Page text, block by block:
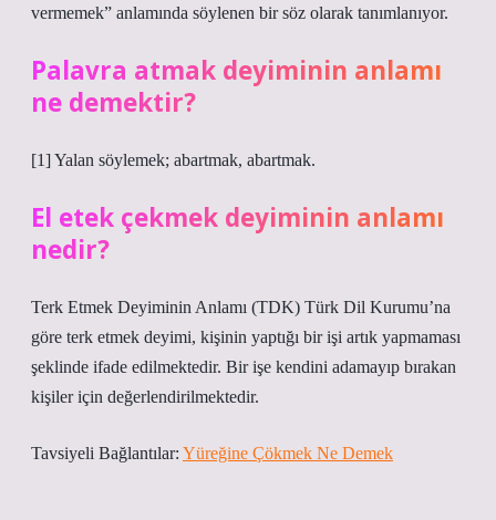
vermemek” anlamında söylenen bir söz olarak tanımlanıyor.
Palavra atmak deyiminin anlamı
ne demektir?
[1] Yalan söylemek; abartmak, abartmak.
El etek çekmek deyiminin anlamı
nedir?
Terk Etmek Deyiminin Anlamı (TDK) Türk Dil Kurumu’na
göre terk etmek deyimi, kişinin yaptığı bir işi artık yapmaması
şeklinde ifade edilmektedir. Bir işe kendini adamayıp bırakan
kişiler için değerlendirilmektedir.
Tavsiyeli Bağlantılar: Yüreğine Çökmek Ne Demek